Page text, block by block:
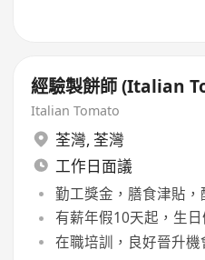
經驗製餅師 (Italian
Italian Tomato
荃灣, 荃灣
工作日面議
勤工獎金，膳食津貼，
有薪年假10天起，生
在職培訓，良好晉升機